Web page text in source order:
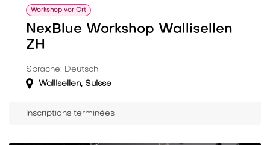
Workshop vor Ort
NexBlue Workshop Wallisellen
ZH
Sprache: Deutsch
Wallisellen, Suisse
Inscriptions terminées